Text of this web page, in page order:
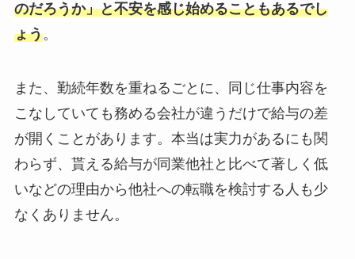
のだろうか」と不安を感じ始めることもあるでし
ょう。
また、勤続年数を重ねるごとに、同じ仕事内容を
こなしていても務める会社が違うだけで給与の差
が開くことがあります。本当は実力があるにも関
わらず、貰える給与が同業他社と比べて著しく低
いなどの理由から他社への転職を検討する人も少
なくありません。